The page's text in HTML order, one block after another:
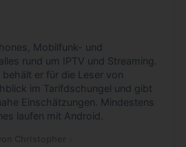
Mobilfunk- und
rund um IPTV und Streaming.
er für die Leser von
im Tarifdschungel und gibt
Einschätzungen. Mindestens
laufen mit Android.